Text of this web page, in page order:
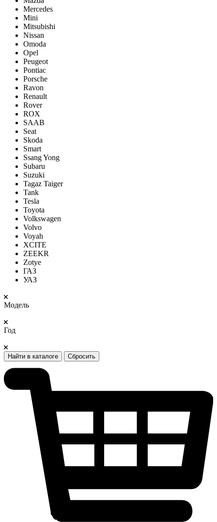
Mercedes
Mini
Mitsubishi
Nissan
Omoda
Opel
Peugeot
Pontiac
Porsсhe
Ravon
Renault
Rover
ROX
SAAB
Seat
Skoda
Smart
Ssang Yong
Subaru
Suzuki
Tagaz Taiger
Tank
Tesla
Toyota
Volkswagen
Volvo
Voyah
XCITE
ZEEKR
Zotye
ГАЗ
УАЗ
Модель
Год
Найти в каталоге Сбросить